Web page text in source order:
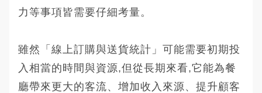
力等事項皆需要仔細考量。
雖然「線上訂購與送貨統計」可能需要初期投
入相當的時間與資源,但從長期來看,它能為餐
廳帶來更大的客流、增加收入來源、提升顧客